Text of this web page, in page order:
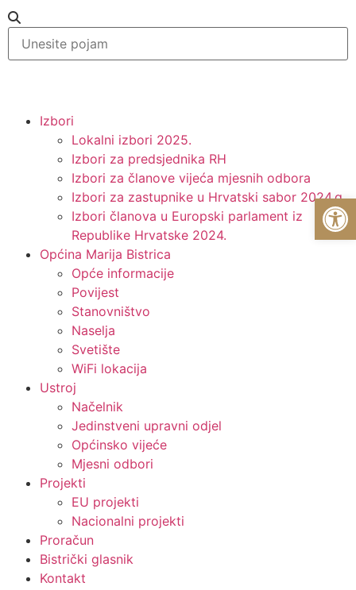
Izbori
Lokalni izbori 2025.
Izbori za predsjednika RH
Izbori za članove vijeća mjesnih odbora
Izbori za zastupnike u Hrvatski sabor 2024.g.
Izbori članova u Europski parlament iz
Republike Hrvatske 2024.
Općina Marija Bistrica
Opće informacije
Povijest
Stanovništvo
Naselja
Svetište
WiFi lokacija
Ustroj
Načelnik
Jedinstveni upravni odjel
Općinsko vijeće
Mjesni odbori
Projekti
EU projekti
Nacionalni projekti
Proračun
Bistrički glasnik
Kontakt